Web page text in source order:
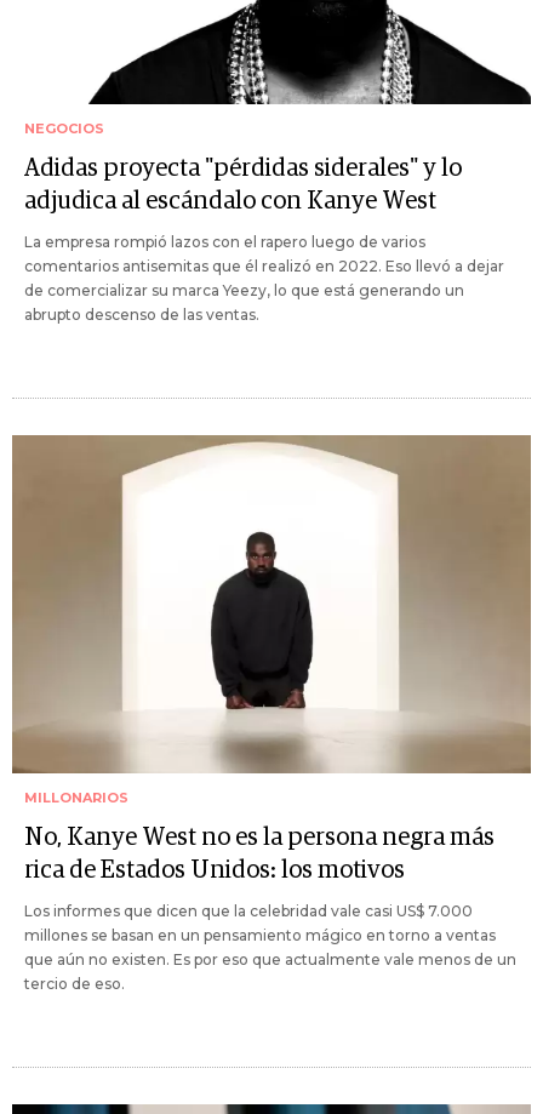
NEGOCIOS
Adidas proyecta "pérdidas siderales" y lo
adjudica al escándalo con Kanye West
La empresa rompió lazos con el rapero luego de varios
comentarios antisemitas que él realizó en 2022. Eso llevó a dejar
de comercializar su marca Yeezy, lo que está generando un
abrupto descenso de las ventas.
MILLONARIOS
No, Kanye West no es la persona negra más
rica de Estados Unidos: los motivos
Los informes que dicen que la celebridad vale casi US$ 7.000
millones se basan en un pensamiento mágico en torno a ventas
que aún no existen. Es por eso que actualmente vale menos de un
tercio de eso.